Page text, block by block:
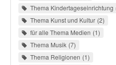
Thema Kindertageseinrichtung
Thema Kunst und Kultur 2
für alle Thema Medien 1
Thema Musik 7
Thema Religionen 1